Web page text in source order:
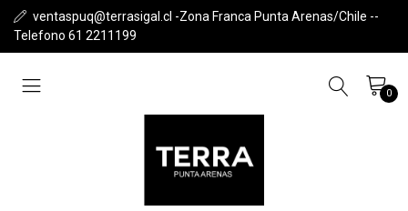
ventaspuq@terrasigal.cl -Zona Franca Punta Arenas/Chile --
Telefono 61 2211199
0